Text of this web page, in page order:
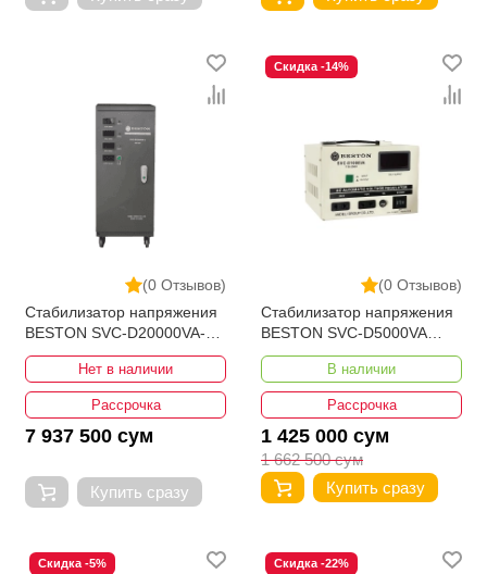
(0 Отзывов)
Стабилизатор напряжения
BESTON SVC-D20000VA-3
190-430V
Нет в наличии
Рассрочка
7 937 500 сум
Купить сразу
(0 Отзывов)
Скидка -14%
Стабилизатор напряжения
BESTON SVC-D5000VA
110-250V Bypass
В наличии
Рассрочка
1 425 000 сум
1 662 500 сум
Купить сразу
Скидка -5% Скидка -22%